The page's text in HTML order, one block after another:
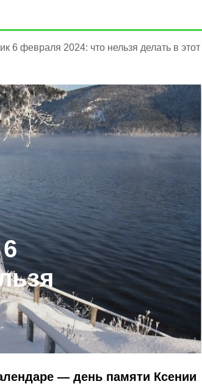
6 февраля 2024: что нельзя делать в этот
— день памяти Ксении